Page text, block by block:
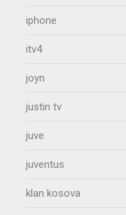
iphone
itv4
joyn
justin tv
juve
juventus
klan kosova